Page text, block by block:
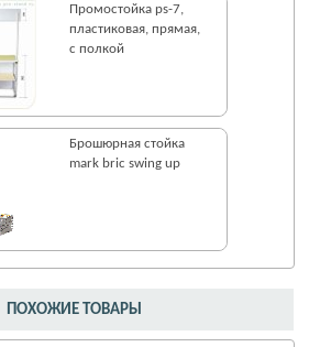
ПОХОЖИЕ ТОВАРЫ
Промостойка ps-7,
пластиковая, прямая,
с полкой
Брошюрная стойка
mark bric swing up